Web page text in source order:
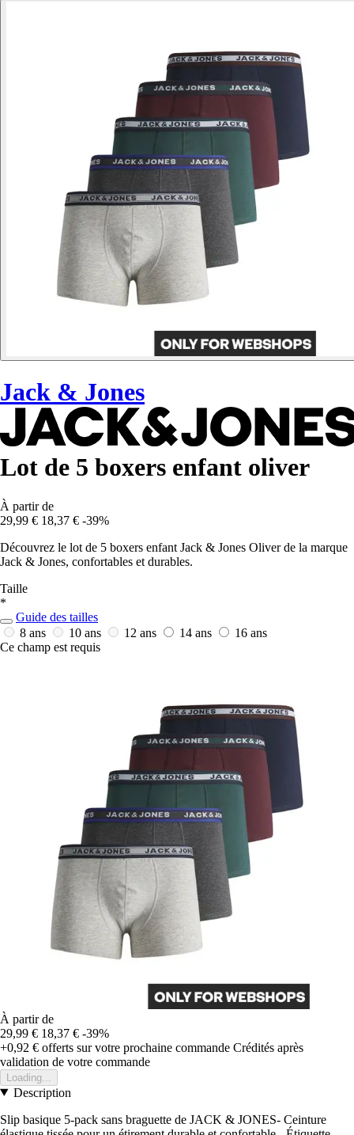
Jack & Jones
Lot de 5 boxers enfant oliver
À partir de
29,99 € 18,37 € -39%
Découvrez le lot de 5 boxers enfant Jack & Jones Oliver de la marque
Jack & Jones, confortables et durables.
Taille
*
Guide des tailles
8 ans
10 ans 12 ans 14 ans
16 ans
Ce champ est requis
À partir de
29,99 € 18,37 € -39%
+0,92 € offerts sur votre prochaine commande Crédités après
validation de votre commande
Loading...
Description
Slip basique 5-pack sans braguette de JACK & JONES- Ceinture